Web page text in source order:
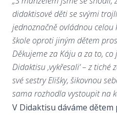
didaktisové děti se svými
jednoznačně ovládnou
škole oproti jiným dětem
Děkujeme za Káju a za to,
Didaktisu ‚vykřesali‘ – z tiché
své sestry Elišky, šikovnou
sama rozhodla vystoupit na
V Didaktisu dáváme